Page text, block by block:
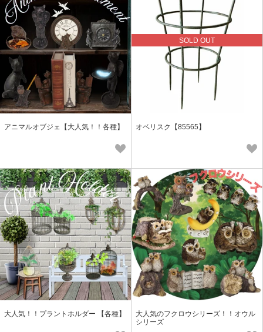
アニマルオブジェ【大人気！！各種】
SOLD OUT
オベリスク【85565】
大人気！！プラントホルダー 【各種】
大人気のフクロウシリーズ！！オウル
シリーズ